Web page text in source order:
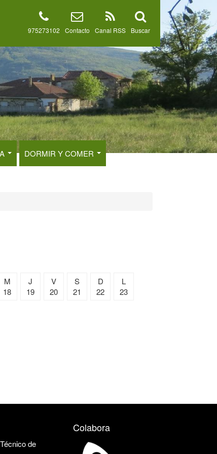
Buscar
Canal RSS
Contacto
975273102
DORMIR Y COMER
M
18
J
19
V
20
S
21
D
22
L
23
de
Colabora